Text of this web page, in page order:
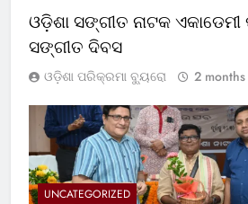
ଓଡ଼ିଶା ସଙ୍ଗୀତ ନାଟକ
ସଙ୍ଗୀତ ଦିବସ
ଓଡ଼ିଶା ପରିକ୍ରମା ବ୍ୟୁରୋ 2
UNCATEGORIZED